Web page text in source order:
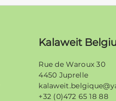
Kalaweit
Rue de Waroux 30
4450 Juprelle
+32 (0)472 65 18 88